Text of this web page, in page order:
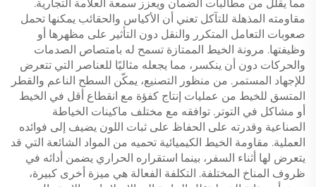
مما يقلل من مطالبات الضمان ويعزز سمعة العلامة التجارية.
مقاومته المذهلة للتآكل تعني أن الأكياس والحقائب يمكنها تحمل
صعوبات التعامل المتكرر والنقل دون التأثير على مظهرها أو
وظيفتها. مرونة الخيط الممتازة تسمح له بامتصاص الصدمات
والحركات دون أن ينكسر، مما يجعله مثاليًا للعناصر التي تتعرض
للإجهاد المستمر. من منظور التصنيع، يمكّن السطح الناعم والقطر
المتسق للخيط من عمليات إنتاج كفؤة مع انقطاع أقل في الخيط
أو مشاكل في التوتر. توافقه مع مختلف ماكينات الخياطة
الصناعية وقدرته على الحفاظ على ثبات اللون يضيف إلى فوائده
العملية. مقاومة الخيط الكيميائية تحميه من المواد الشائعة التي قد
يتعرض لها أثناء السفر، بينما استقراره الحراري يضمن أدائه في
ظروف المناخ المختلفة. التكلفة الفعالة هي ميزة أخرى كبيرة،